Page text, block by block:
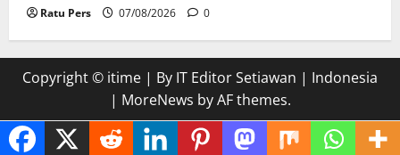
Ratu Pers 07/08/2026 0
Copyright © itime | By IT Editor Setiawan | Indonesia
| MoreNews by AF themes.